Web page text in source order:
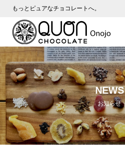
もっとピュアなチョコレートへ。
NEWS
お知らせ